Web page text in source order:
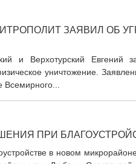
ЗАЯВИЛ ОБ
и Верхотурский Евгений
уничтожение.
ПРИ
в новом